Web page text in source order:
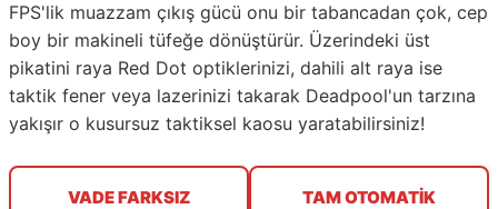
FPS'lik muazzam çıkış gücü onu bir tabancadan çok, cep
boy bir makineli tüfeğe dönüştürür. Üzerindeki üst
pikatini raya Red Dot optiklerinizi, dahili alt raya ise
taktik fener veya lazerinizi takarak Deadpool'un tarzına
yakışır o kusursuz taktiksel kaosu yaratabilirsiniz!
VADE FARKSIZ TAM OTOMATİK